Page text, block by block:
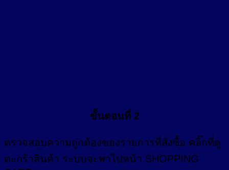
ขั้นตอนที่ 2
ตรวจสอบความถูกต้องของรายการที่สั่งซื้อ คลิ๊กที่ดู
ตะกร้าสินค้า ระบบจะพาไปหน้า SHOPPING